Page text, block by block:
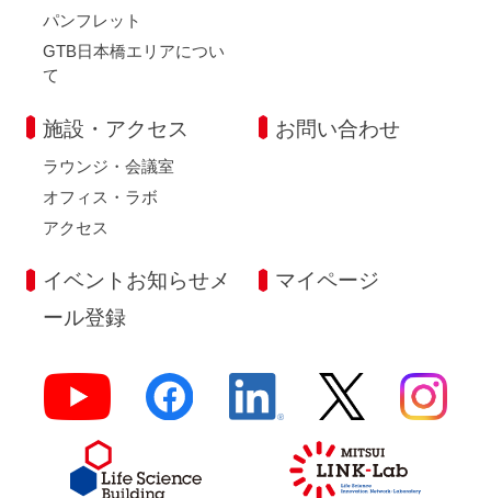
パンフレット
GTB日本橋エリアについ
て
施設・アクセス
ラウンジ・会議室
オフィス・ラボ
アクセス
お問い合わせ
イベントお知らせメ
ール登録
マイページ